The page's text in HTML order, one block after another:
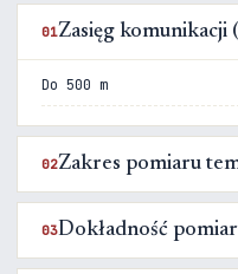
01Zasięg
Do 500 m
02Zakres pomiaru
03Dokładność